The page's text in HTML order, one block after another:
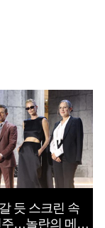
듯 스크린 속
…놀란의 메시